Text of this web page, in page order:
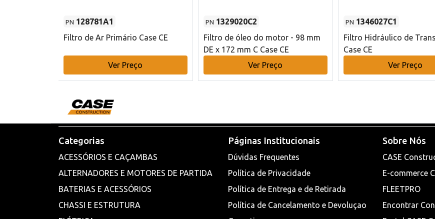
PN 128781A1
Filtro de Ar Primário Case CE
Ver Preço
PN 1329020C2
Filtro de óleo do motor - 98 mm
DE x 172 mm C Case CE
Ver Preço
PN 1346027C1
Filtro Hidráulico de
Case CE
Ver Preço
Categorias
ACESSÓRIOS E CAÇAMBAS
ALTERNADORES E MOTORES DE PARTIDA
BATERIAS E ACESSÓRIOS
CHASSI E ESTRUTURA
Páginas Institucionais
Dúvidas Frequentes
Política de Privacidade
Política de Entrega e de Retirada
Política de Cancelamento e Devoluçao
Sobre Nós
CASE
E-commerce
FLEETPRO
Encontrar